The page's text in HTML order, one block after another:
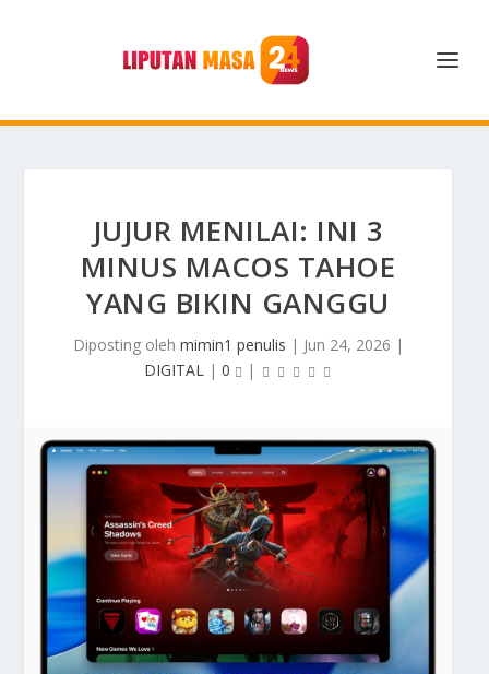
JUJUR MENILAI: INI 3
MINUS MACOS TAHOE
YANG BIKIN GANGGU
Diposting oleh mimin1 penulis | Jun 24, 2026 |
DIGITAL | 0 |